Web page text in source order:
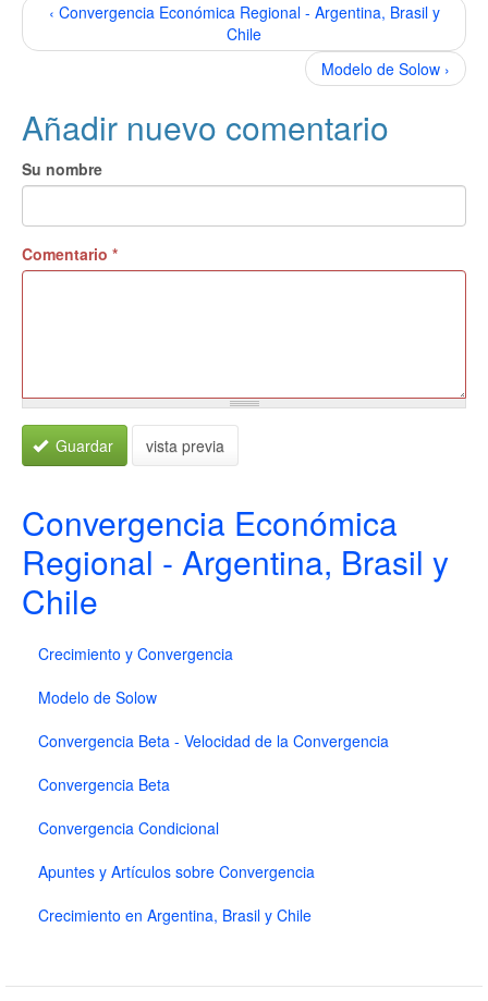
‹ Convergencia Económica Regional - Argentina, Brasil y
Chile
Modelo de Solow ›
Añadir nuevo comentario
Su nombre
Comentario *
Guardar vista previa
Convergencia Económica
Regional - Argentina, Brasil y
Chile
Crecimiento y Convergencia
Modelo de Solow
Convergencia Beta - Velocidad de la Convergencia
Convergencia Beta
Convergencia Condicional
Apuntes y Artículos sobre Convergencia
Crecimiento en Argentina, Brasil y Chile